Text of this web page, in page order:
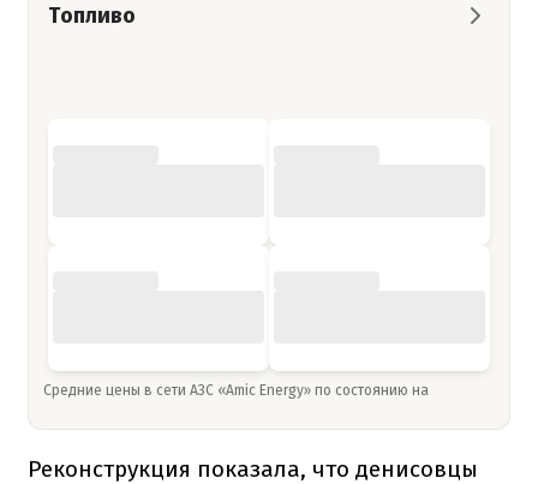
Топливо
Средние цены в сети АЗС «Amic Energy» по состоянию на
Реконструкция показала, что денисовцы